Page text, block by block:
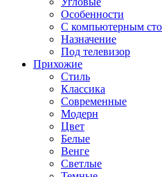
Особенности
С компьютерным
Назначение
Под телевизор
Прихожие
Стиль
Классика
Современные
Модерн
Цвет
Белые
Венге
Светлые